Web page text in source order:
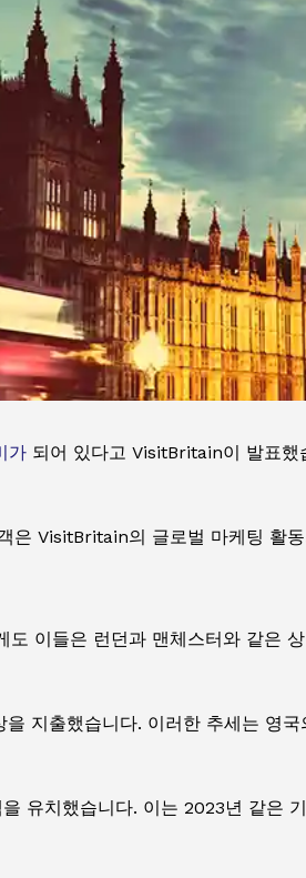
가 되어 있다고 VisitBritain이 발표했
은 VisitBritain의 글로벌 마케팅 활
이들은 런던과 맨체스터와 같은
지출했습니다. 이러한 추세는 영
유치했습니다. 이는 2023년 같은